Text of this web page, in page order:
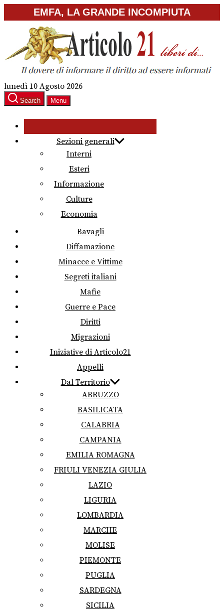
to
content
EMFA, LA GRANDE INCOMPIUTA
lunedì 10 Agosto 2026
Search Menu
Sezioni generali
Interni
Esteri
Informazione
Culture
Economia
Bavagli
Diffamazione
Minacce e Vittime
Segreti italiani
Mafie
Guerre e Pace
Diritti
Migrazioni
Iniziative di Articolo21
Appelli
Dal Territorio
ABRUZZO
BASILICATA
CALABRIA
CAMPANIA
EMILIA ROMAGNA
FRIULI VENEZIA GIULIA
LAZIO
LIGURIA
LOMBARDIA
MARCHE
MOLISE
PIEMONTE
PUGLIA
SARDEGNA
SICILIA